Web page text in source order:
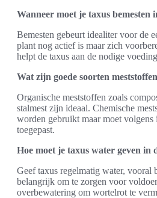
Wanneer moet je taxus bemesten
Bemesten gebeurt idealiter voor de
plant nog actief is maar zich
helpt de taxus aan de nodige
Wat zijn goede soorten
Organische meststoffen zoals
stalmest zijn ideaal. Chemische
worden gebruikt maar moet volgens
toegepast.
Hoe moet je taxus water geven in
Geef taxus regelmatig water, vooral
belangrijk om te zorgen voor
overbewatering om wortelrot te